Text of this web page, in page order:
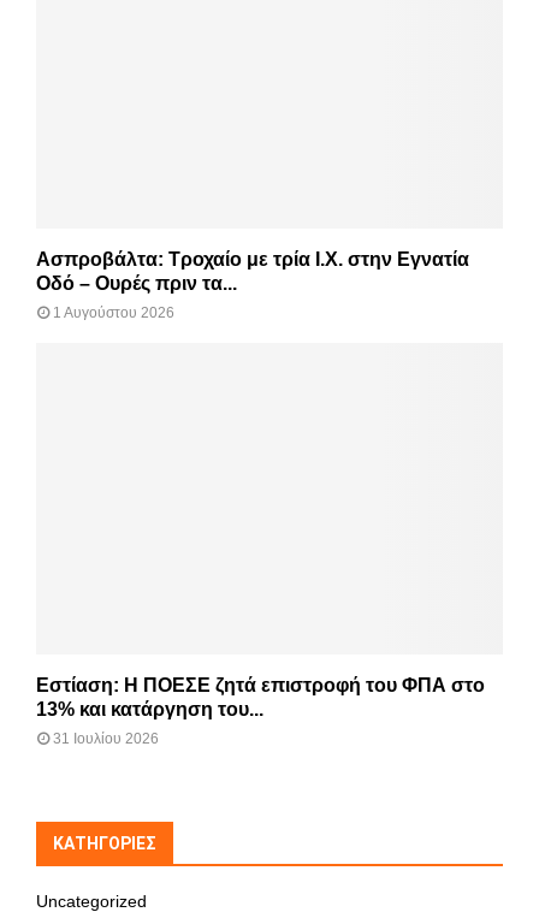
Ασπροβάλτα: Τροχαίο με τρία Ι.Χ. στην Εγνατία
Οδό – Ουρές πριν τα...
1 Αυγούστου 2026
Εστίαση: Η ΠΟΕΣΕ ζητά επιστροφή του ΦΠΑ στο
13% και κατάργηση του...
31 Ιουλίου 2026
KΑΤΗΓΟΡΊΕΣ
Uncategorized